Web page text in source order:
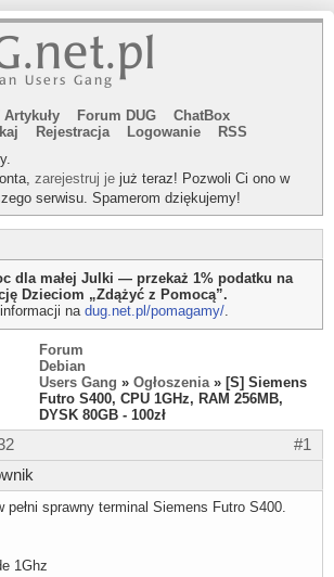
Artykuły Forum DUG
ChatBox
Rejestracja Logowanie
RSS
zarejestruj je już teraz! Pozwoli Ci ono w
serwisu. Spamerom dziękujemy!
dla małej Julki — przekaż 1% podatku na
Dzieciom „Zdążyć z Pomocą”.
na dug.net.pl/pomagamy/.
Forum
Debian
Users Gang » Ogłoszenia» [S] Siemens
Futro S400, CPU 1GHz, RAM 256MB,
DYSK 80GB - 100zł
#1
pełni sprawny terminal Siemens Futro S400.
1Ghz